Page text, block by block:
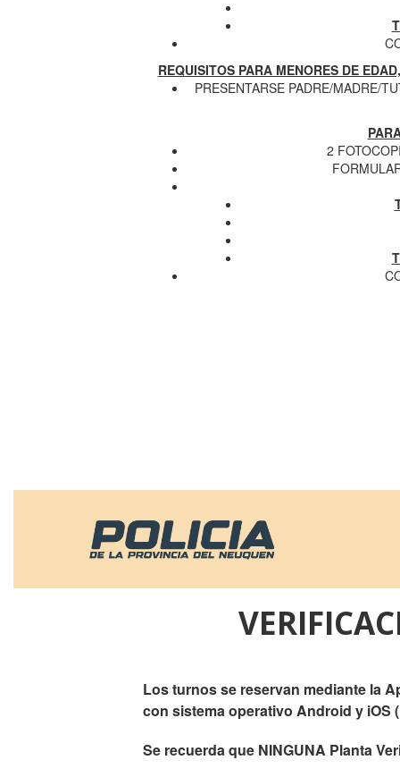
REQUISITOS PARA MENORES DE
PRESENTARSE PADRE/MADRE/
2
Los turnos se reservan mediante la
con sistema operativo Android y iOS
Se recuerda que NINGUNA Planta